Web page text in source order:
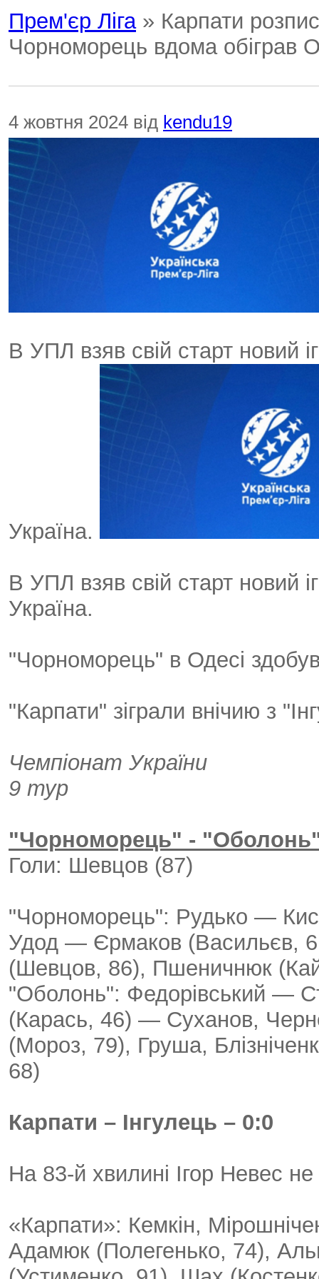
Прем'єр Ліга» Карпати
Чорноморець вдома обіграв
4 жовтня 2024 від kendu19
В УПЛ взяв свій старт новий
Україна.
В УПЛ взяв свій старт новий
Україна.
"Чорноморець" в Одесі
"Карпати" зіграли внічию з
Чемпіонат України
9 тур
"Чорноморець" -
Голи: Шевцов (87)
"Чорноморець": Рудько —
Удод — Єрмаков (Васильєв,
(Шевцов, 86), Пшеничнюк
"Оболонь": Федорівський —
(Карась, 46) — Суханов,
(Мороз, 79), Груша,
68)
Карпати – Інгулець – 0:0
На 83-й хвилині Ігор Невес
«Карпати»: Кемкін,
Адамюк (Полегенько, 74),